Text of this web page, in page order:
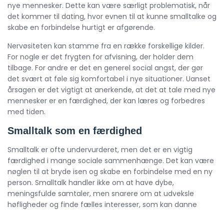
nye mennesker. Dette kan være særligt problematisk, når
det kommer til dating, hvor evnen til at kunne smalltalke og
skabe en forbindelse hurtigt er afgørende.
Nervøsiteten kan stamme fra en række forskellige kilder.
For nogle er det frygten for afvisning, der holder dem
tilbage. For andre er det en generel social angst, der gør
det svært at føle sig komfortabel i nye situationer. Uanset
årsagen er det vigtigt at anerkende, at det at tale med nye
mennesker er en færdighed, der kan læres og forbedres
med tiden.
Smalltalk som en færdighed
Smalltalk er ofte undervurderet, men det er en vigtig
færdighed i mange sociale sammenhænge. Det kan være
nøglen til at bryde isen og skabe en forbindelse med en ny
person. Smalltalk handler ikke om at have dybe,
meningsfulde samtaler, men snarere om at udveksle
høfligheder og finde fælles interesser, som kan danne